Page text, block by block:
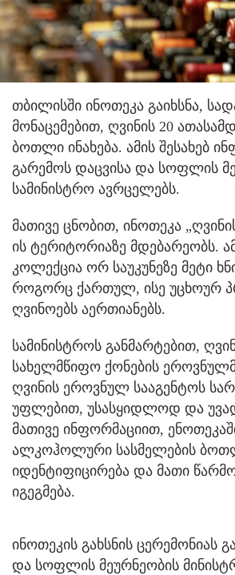
თბილისში ინოთეკა გაიხსნა,
მონაცემებით, ღვინის 20
ბოთლი ინახება. ამის შესახებ
გარემოს დაცვისა და სოფლის
სამინისტრო ავრცელებს.
მათივე ცნობით, ინოთეკა
ის ტერიტორიაზე მდებარეობს.
კოლექცია ორ საუკუნეზე მეტი
როგორც ქართულ, ისე უცხოურ
ღვინოებს აერთიანებს.
სამინისტროს განმარტებით,
სახელმწიფო ქონების
ღვინის ეროვნულ სააგენტოს
უფლებით, უსასყიდლოდ და
მათივე ინფორმაციით,
ალკოჰოლური სასმელების
იდენტიფიცირება და მათი
იგეგმება.
ინოთეკის გახსნის ცერემონიას
და სოფლის მეურნეობის